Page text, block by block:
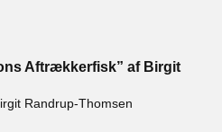
Aftrækkerfisk” af Birgit
Randrup-Thomsen